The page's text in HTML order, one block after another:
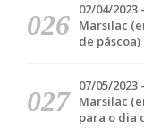
02/04/2023
Marsilac
de páscoa)
07/05/2023
Marsilac
para o dia